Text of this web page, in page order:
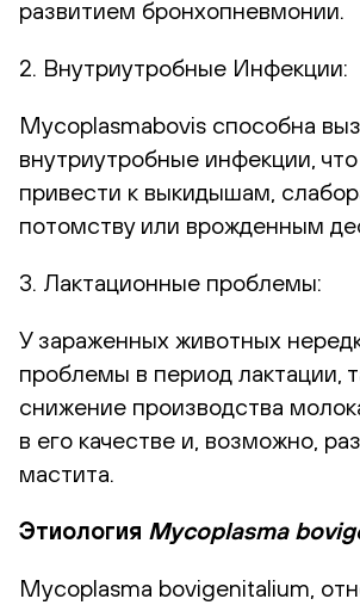
развитием бронхопневмонии.
2. Внутриутробные Инфекции:
Mycoplasmabovis способна
внутриутробные инфекции,
привести к выкидышам,
потомству или врожденным
3. Лактационные проблемы:
У зараженных животных
проблемы в период лактации,
снижение производства
в его качестве и, возможно,
мастита.
Этиология Mycoplasma b
Mycoplasma bovigenitalium,